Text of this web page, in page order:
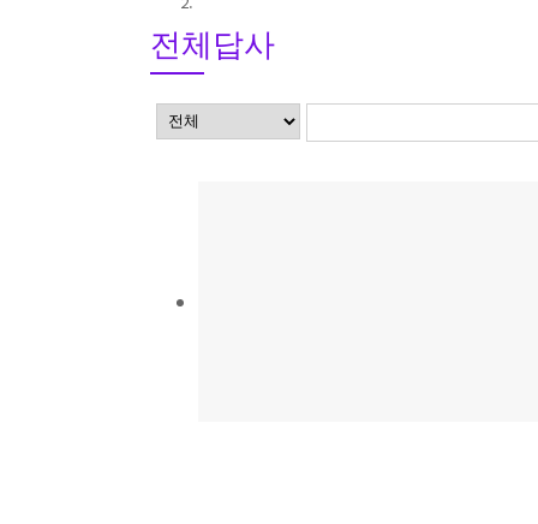
전체답사